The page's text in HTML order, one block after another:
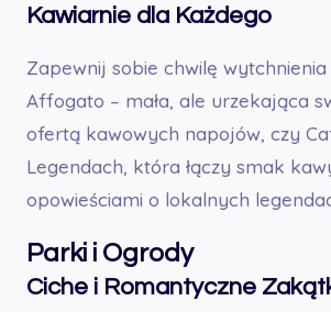
Kawiarnie dla Każdego
Zapewnij sobie chwilę
Affogato – mała, ale urzekająca
ofertą kawowych napojów, czy
Legendach, która łączy smak
opowieściami o lokalnych
Parki i Ogrody
Ciche i Romantyczne